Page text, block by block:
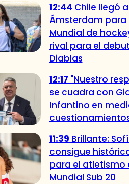
12:44 Chile llegó a
Ámsterdam para
Mundial de
rival para el
Diablas
12:17 "Nuestro
se cuadra con
Infantino en
11:39 Brillante:
consigue
para el atletismo
Mundial Sub 20